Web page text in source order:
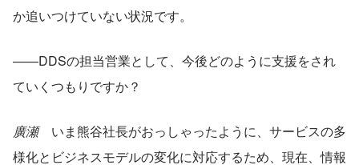
か追いつけていない状況です。
——DDSの担当営業として、今後どのように支援をされ
ていくつもりですか？
廣瀬 いま熊谷社長がおっしゃったように、サービスの多
様化とビジネスモデルの変化に対応するため、現在、情報